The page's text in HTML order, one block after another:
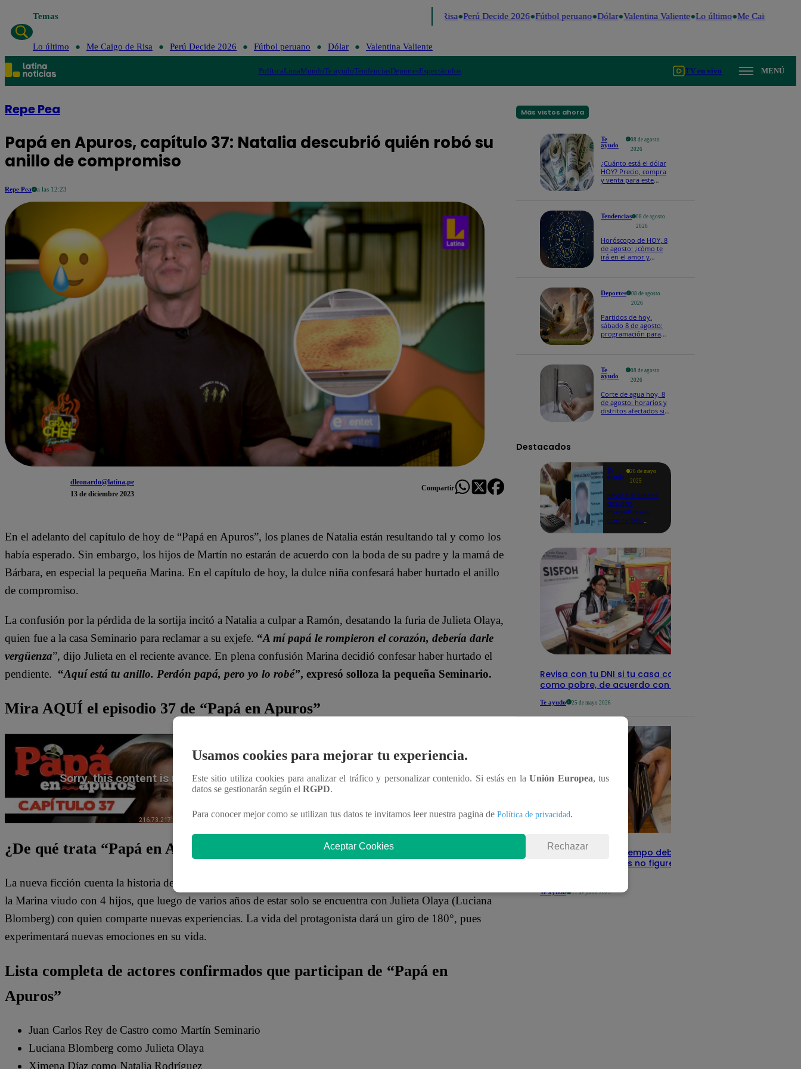
Temas Me Caigo de Risa Perú Decide 2026 Fútbol peruano Dólar Valentina Valiente Lo último Me Caigo de Risa
Lo último Me Caigo de Risa Perú Decide 2026 Fútbol peruano Dólar Valentina Valiente
PolíticaLimaMundoTe ayudoTendenciasDeportesEspectáculos TV en vivo MENÚ
Repe Pea
Papá en Apuros, capítulo 37: Natalia descubrió quién robó su
anillo de compromiso
Repe Pea a las 12:23
dleonardo@latina.pe
13 de diciembre 2023
Compartir
En el adelanto del capítulo de hoy de “Papá en Apuros”, los planes de Natalia están resultando tal y como los
había esperado. Sin embargo, los hijos de Martín no estarán de acuerdo con la boda de su padre y la mamá de
Bárbara, en especial la pequeña Marina. En el capítulo de hoy, la dulce niña confesará haber hurtado el anillo
de compromiso.
La confusión por la pérdida de la sortija incitó a Natalia a culpar a Ramón, desatando la furia de Julieta Olaya,
quien fue a la casa Seminario para reclamar a su exjefe. “A mí papá le rompieron el corazón, debería darle
vergüenza”, dijo Julieta en el reciente avance. En plena confusión Marina decidió confesar haber hurtado el
pendiente. “Aquí está tu anillo. Perdón papá, pero yo lo robé”, expresó solloza la pequeña Seminario.
Mira AQUÍ el episodio 37 de “Papá en Apuros”
¿De qué trata “Papá en Apuros”?
La nueva ficción cuenta la historia de Martín Seminario (Juan Carlos Rey de Castro) un Capitán de fragata de
la Marina viudo con 4 hijos, que luego de varios años de estar solo se encuentra con Julieta Olaya (Luciana
Blomberg) con quien comparte nuevas experiencias. La vida del protagonista dará un giro de 180°, pues
experimentará nuevas emociones en su vida.
Lista completa de actores confirmados que participan de “Papá en
Apuros”
Juan Carlos Rey de Castro como Martín Seminario
Luciana Blomberg como Julieta Olaya
Ximena Díaz como Natalia Rodríguez
Más vistos ahora
Te
ayudo
08 de agosto
2026
¿Cuánto está el dólar
HOY? Precio, compra
y venta para este
Tendencias
08 de agosto
2026
Horóscopo de HOY, 8
de agosto: ¿cómo te
irá en el amor y
Deportes
08 de agosto
2026
Partidos de hoy,
sábado 8 de agosto:
programación para
Te
ayudo
08 de agosto
2026
Corte de agua hoy, 8
de agosto: horarios y
distritos afectados sin
Destacados
Te
ayudo
26 de mayo
2025
Revisa si tienes
deudas
consultando
con tu DNI:
detalles
Revisa con tu DNI si tu casa califica
como pobre, de acuerdo con el Sisfoh
Te ayudo 25 de mayo 2026
Infocorp: ¿Cuánto tiempo debe pasar
para que tus deudas no figuren en su
Te ayudo 11 de junio 2025
Usamos cookies para mejorar tu experiencia.
Este sitio utiliza cookies para analizar el tráfico y personalizar contenido. Si estás en laUnión Europea, tus
datos se gestionarán según el RGPD.
Para conocer mejor como se utilizan tus datos te invitamos leer nuestra pagina de Política de privacidad.
Aceptar Cookies Rechazar